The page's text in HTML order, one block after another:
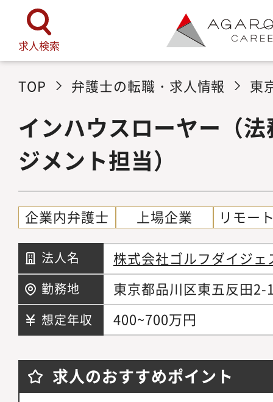
求人検索
TOP 弁護士の転職・求人情報 東
インハウスローヤー（
ジメント担当）
企業内弁護士 上場企業 リモー
法人名 株式会社ゴルフダイジ
勤務地 東京都品川区東五反田
想定年収 400~700万円
求人のおすすめポイント